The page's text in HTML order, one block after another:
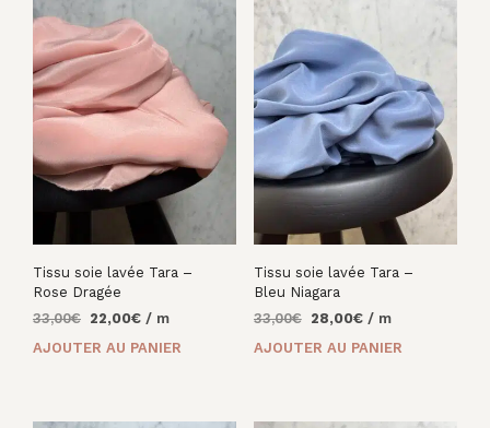
Tissu soie lavée Tara –
Rose Dragée
33,00€ Le
22,00€Le/ m
AJOUTER AU PANIER
Tissu soie lavée Tara –
Bleu Niagara
33,00€
Le
28,00€Le/ m
AJOUTER AU PANIER